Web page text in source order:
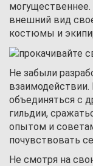
внешний вид
костюмы и
Не забыли
объединяться с
гильдии,
опытом и
почувствовать
Не смотря на